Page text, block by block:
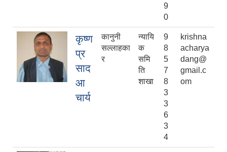
9
0
कृष्ण
प्र
साद
आ
चार्य
कानुनी
सल्लाहका
र
न्यायि
क
समि
ति
शाखा
9
8
5
7
8
3
3
6
3
4
krishna
acharya
dang@
gmail.c
om